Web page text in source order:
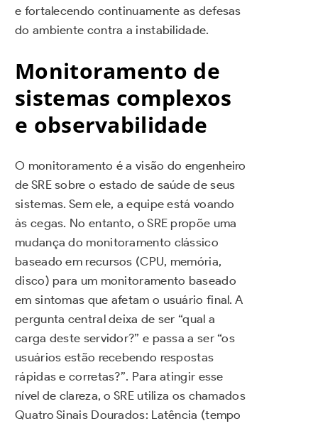
e fortalecendo continuamente as defesas
do ambiente contra a instabilidade.
Monitoramento de
sistemas complexos
e observabilidade
O monitoramento é a visão do engenheiro
de SRE sobre o estado de saúde de seus
sistemas. Sem ele, a equipe está voando
às cegas. No entanto, o SRE propõe uma
mudança do monitoramento clássico
baseado em recursos (CPU, memória,
disco) para um monitoramento baseado
em sintomas que afetam o usuário final. A
pergunta central deixa de ser “qual a
carga deste servidor?” e passa a ser “os
usuários estão recebendo respostas
rápidas e corretas?”. Para atingir esse
nível de clareza, o SRE utiliza os chamados
Quatro Sinais Dourados: Latência (tempo